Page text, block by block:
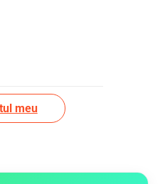
meu